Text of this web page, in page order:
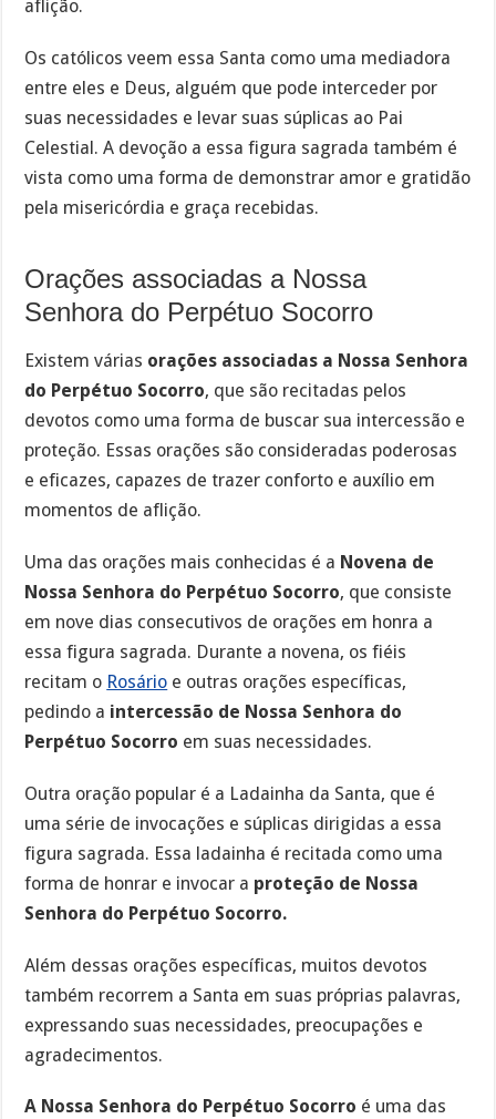
aflição.
Os católicos veem essa Santa como uma mediadora
entre eles e Deus, alguém que pode interceder por
suas necessidades e levar suas súplicas ao Pai
Celestial. A devoção a essa figura sagrada também é
vista como uma forma de demonstrar amor e gratidão
pela misericórdia e graça recebidas.
Orações associadas a Nossa
Senhora do Perpétuo Socorro
Existem várias orações associadas a Nossa Senhora
do Perpétuo Socorro, que são recitadas pelos
devotos como uma forma de buscar sua intercessão e
proteção. Essas orações são consideradas poderosas
e eficazes, capazes de trazer conforto e auxílio em
momentos de aflição.
Uma das orações mais conhecidas é a Novena de
Nossa Senhora do Perpétuo Socorro, que consiste
em nove dias consecutivos de orações em honra a
essa figura sagrada. Durante a novena, os fiéis
recitam o Rosário e outras orações específicas,
pedindo a intercessão de Nossa Senhora do
Perpétuo Socorro em suas necessidades.
Outra oração popular é a Ladainha da Santa, que é
uma série de invocações e súplicas dirigidas a essa
figura sagrada. Essa ladainha é recitada como uma
forma de honrar e invocar a proteção de Nossa
Senhora do Perpétuo Socorro.
Além dessas orações específicas, muitos devotos
também recorrem a Santa em suas próprias palavras,
expressando suas necessidades, preocupações e
agradecimentos.
A Nossa Senhora do Perpétuo Socorro é uma das